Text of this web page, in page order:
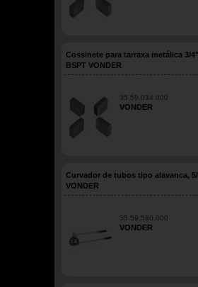
Cossinete para tarraxa metálica 3/4"
BSPT VONDER
35.59.034.000
VONDER
Curvador de tubos tipo alavanca,
VONDER
35.59.580.000
VONDER